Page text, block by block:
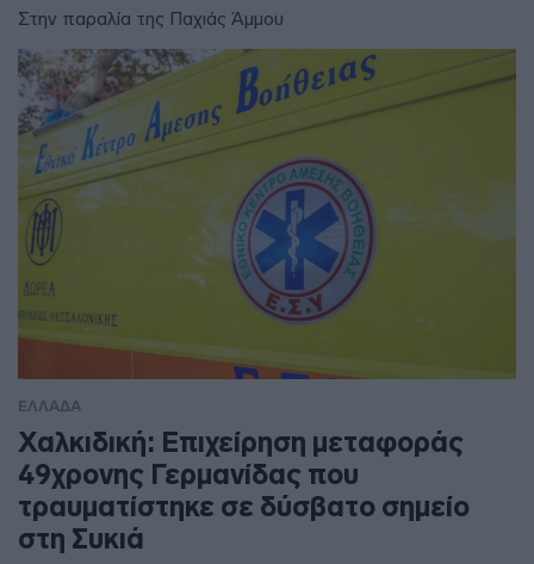
Στην παραλία της Παχιάς Άμμου
ΕΛΛΑΔΑ
Χαλκιδική: Επιχείρηση μεταφοράς
49χρονης Γερμανίδας που
τραυματίστηκε σε δύσβατο σημείο
στη Συκιά